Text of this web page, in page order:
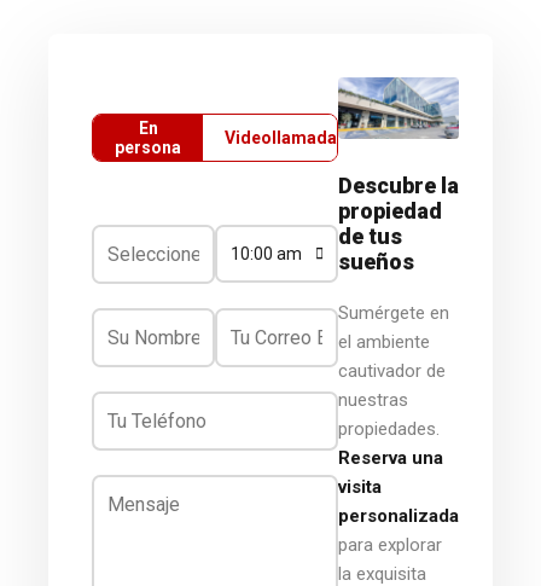
En
persona
Videollamada
10:00 am
Descubre la
propiedad
de tus
sueños
Sumérgete en
el ambiente
cautivador de
nuestras
propiedades.
Reserva una
visita
personalizada
para explorar
la exquisita